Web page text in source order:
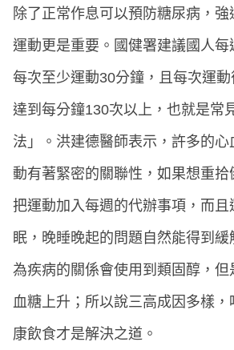
除了正常作息可以預防糖尿病，
運動更是重要。國健署建議國人每
每次至少運動30分鐘，且每次運
達到每分鐘130次以上，也就是常
法」。洪建德醫師表示，許多的
動有著緊密的關聯性，如果想重拾
把運動加入每週的代辦事項，而
眠，晚睡晚起的問題自然能得到緩
為疾病的關係會使用到類固醇，
血糖上升；所以說三高成因多樣
康飲食才是解決之道。